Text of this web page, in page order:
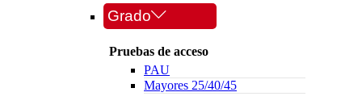
Grado
Pruebas de acceso
PAU
Mayores 25/40/45